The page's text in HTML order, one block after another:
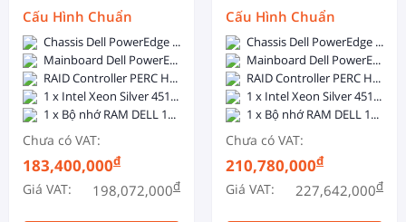
12x3.5 Inch + 2x2.5
Inch
Cấu Hình Chuẩn
Chassis Dell PowerEdge R760xs 12x3.5 inch + 2x2.5 inch - 2x800W Hotplug
Mainboard Dell PowerEdge R760xs
RAID Controller PERC H755
1 x Intel Xeon Silver 4510 (12C/24T, 2.4GHz, 30MB Cache, 150W, DDR5-4400)
1 x Bộ nhớ RAM DELL 16GB DDR5 5600MHz ECC Registered DIMM
Chưa có VAT:
183,400,000đ
Giá VAT: 198,072,000đ
Inch
Cấu Hình Chuẩn
Chassis Dell PowerEdge T560 8x3.5inch - 1 x 1400W Hot Plug PSU
Mainboard Dell PowerEdge T560
RAID Controller PERC H755
1 x Intel Xeon Silver 4510 (12C/24T, 2.4GHz, 30MB Cache, 150W, DDR5-4400)
1 x Bộ nhớ RAM DELL 16GB DDR5 5600MHz ECC Registered DIMM
Chưa có VAT:
210,780,000đ
Giá VAT: 227,642,000đ